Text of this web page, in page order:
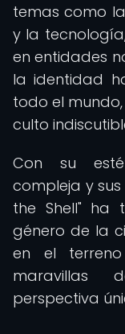
temas como
y la
en entidades
la identidad
todo el
culto
Con su
compleja y sus
the Shell" ha
género de la
en el
maravillas
perspectiva